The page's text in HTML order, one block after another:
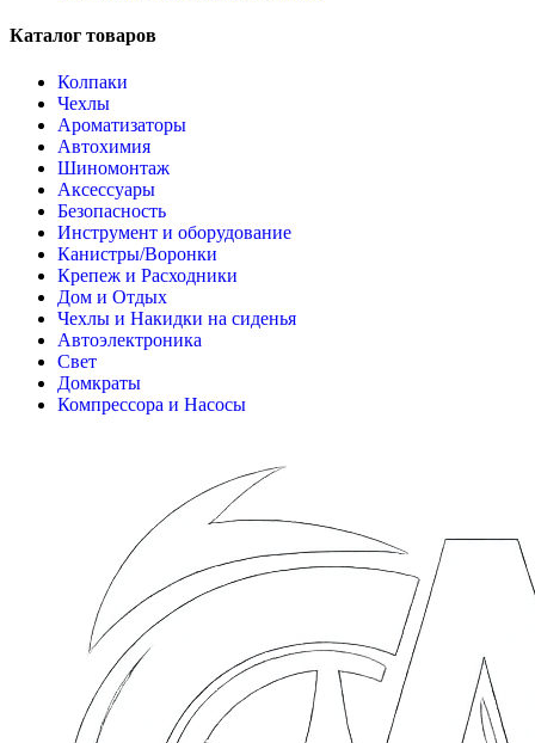
Каталог товаров
Колпаки
Чехлы
Ароматизаторы
Автохимия
Шиномонтаж
Аксессуары
Безопасность
Инструмент и оборудование
Канистры/Воронки
Крепеж и Расходники
Дом и Отдых
Чехлы и Накидки на сиденья
Автоэлектроника
Свет
Домкраты
Компрессора и Насосы